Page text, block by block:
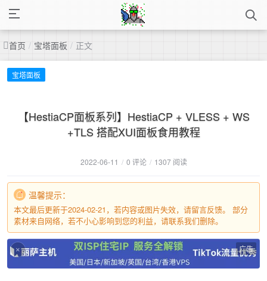
首页 / 宝塔面板 / 正文
宝塔面板
【HestiaCP面板系列】HestiaCP + VLESS + WS
+TLS 搭配XUI面板食用教程
2022-06-11 / 0 评论 / 1307 阅读
温馨提示：
本文最后更新于2024-02-21，若内容或图片失效，请留言反馈。 部分
素材来自网络，若不小心影响到您的利益，请联系我们删除。
× 广告